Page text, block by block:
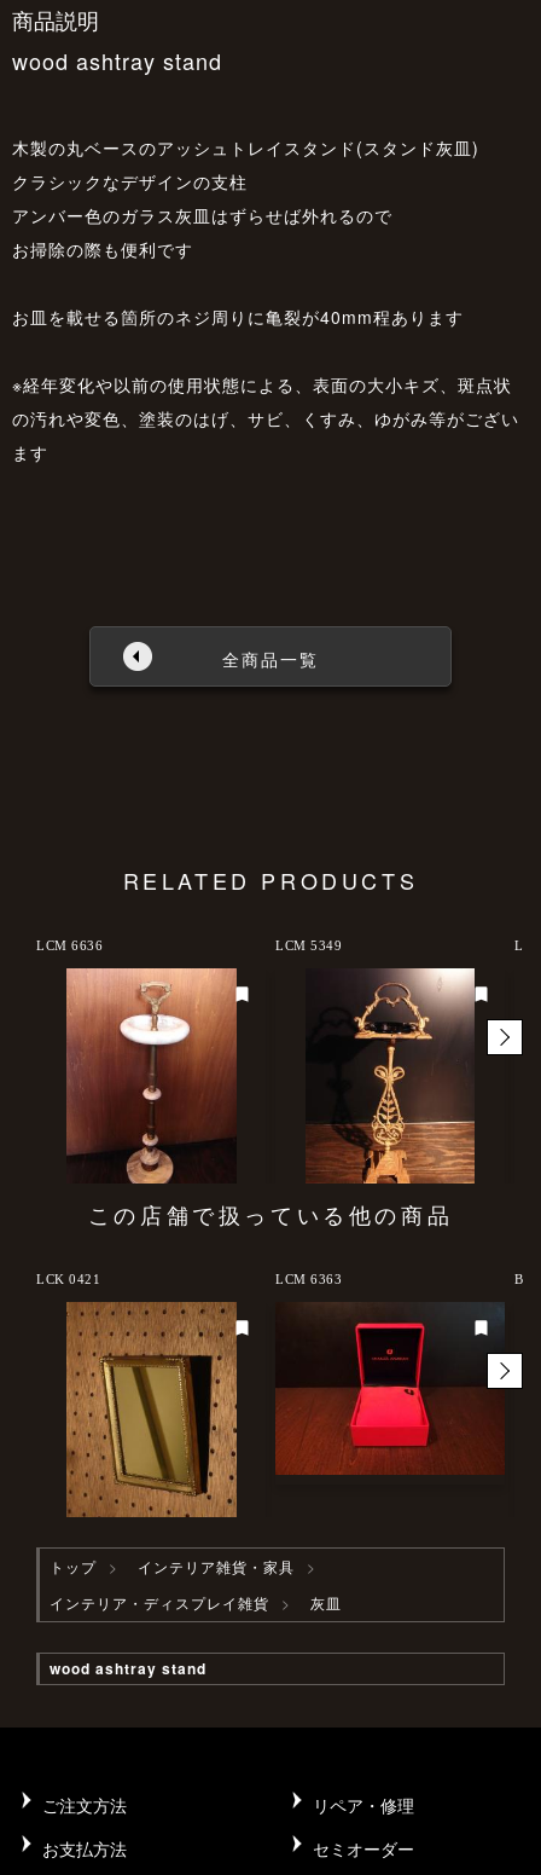
商品説明
wood ashtray stand
木製の丸ベースのアッシュトレイスタンド(スタンド灰皿)
クラシックなデザインの支柱
アンバー色のガラス灰皿はずらせば外れるので
お掃除の際も便利です
お皿を載せる箇所のネジ周りに亀裂が40mm程あります
※経年変化や以前の使用状態による、表面の大小キズ、斑点状
の汚れや変色、塗装のはげ、サビ、くすみ、ゆがみ等がござい
ます
全商品一覧
RELATED PRODUCTS
LCM 6636 LCM 5349
この店舗で扱っている他の商品
LCK 0421 LCM 6363
トップ
インテリア雑貨・家具
インテリア・ディスプレイ雑貨
灰皿
wood ashtray stand
ご注文方法
リペア・修理
お支払方法
セミオーダー